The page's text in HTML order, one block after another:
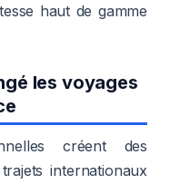
haut de gamme
les voyages
créent des
internationaux